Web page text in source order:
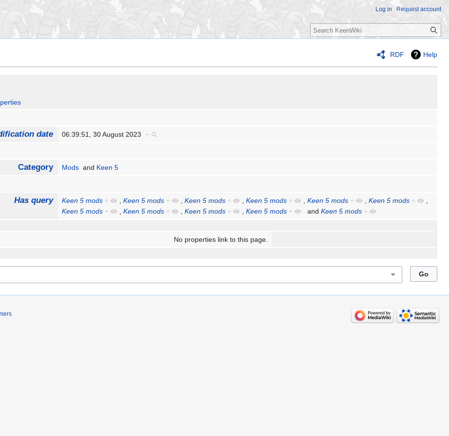
RDF Help
date 06:39:51, 30 August 2023 +
Category Mods and Keen 5
Has query Keen 5 mods + ,Keen 5 mods + ,Keen 5 mods + ,Keen 5 mods + ,Keen 5 mods + ,Keen 5 mods +
,
Keen 5 mods + ,Keen 5 mods + ,Keen 5 mods + ,Keen 5 mods + andKeen 5 mods +
No properties link to this page.
Log in Request account
Search